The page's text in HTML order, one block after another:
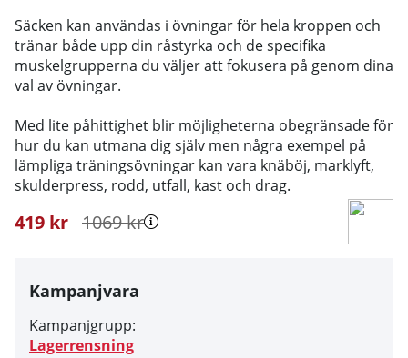
Säcken kan användas i övningar för hela kroppen och
tränar både upp din råstyrka och de specifika
muskelgrupperna du väljer att fokusera på genom dina
val av övningar.
Med lite påhittighet blir möjligheterna obegränsade för
hur du kan utmana dig själv men några exempel på
lämpliga träningsövningar kan vara knäböj, marklyft,
skulderpress, rodd, utfall, kast och drag.
1069kr
419 kr
Kampanjvara
Kampanjgrupp:
Lagerrensning